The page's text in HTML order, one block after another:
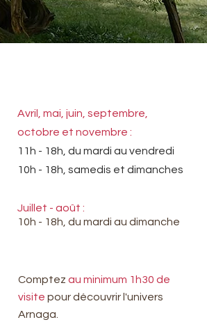
Avril, mai, juin, septembre,
octobre et novembre :
11h - 18h, du mardi au vendredi
10h - 18h, samedis et dimanches
Juillet - août :
10h - 18h, du mardi au dimanche​
Comptez au minimum 1h30 de
visite pour découvrir l'univers
Arnaga.